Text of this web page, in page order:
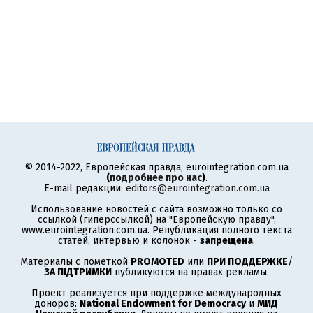
© 2014-2022, Европейская правда, eurointegration.com.ua
(подробнее про нас).
E-mail редакции: editors@eurointegration.com.ua
Использование новостей с сайта возможно только со
ссылкой (гиперссылкой) на "Европейскую правду",
www.eurointegration.com.ua. Републикация полного текста
статей, интервью и колонок - запрещена.
Материалы с пометкой PROMOTED или ПРИ ПОДДЕРЖКЕ/
ЗА ПІДТРИМКИ публикуются на правах рекламы.
Проект реализуется при поддержке международных
доноров: National Endowment for Democracyи МИД